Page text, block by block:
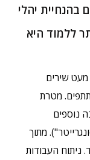
יהלי
ללמוד היא
שירים
מטרת
נוספים
מתוך
ניתוח העבודות